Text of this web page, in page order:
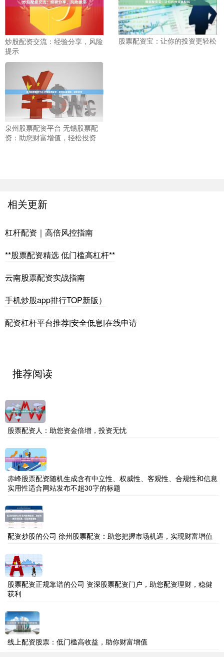
炒股配资交流：经验分享，风险
提示
股票配资宝：让你的投资更轻松
泉州股票配资平台 无锡股票配
资：助您财富增值，轻松投资
相关更新
杠杆配资｜高倍风控指南
**股票配资精选 低门槛高杠杆**
云南股票配资实战指南
手机炒股app排行TOP新版）
配资杠杆平台推荐|安全低息|在线申请
推荐阅读
股票配资人：助您资金倍增，投资无忧
赤峰股票配资随机生成含有中立性、权威性、客观性、合规性和信息
实用性适合网站发布不超30字的标题
配资炒股的公司 徐州股票配资：助您把握市场机遇，实现财富增值
股票配资正规靠谱的公司 资深股票配资门户，助您配资理财，稳健
获利
线上配资股票：低门槛高收益，助你财富增值